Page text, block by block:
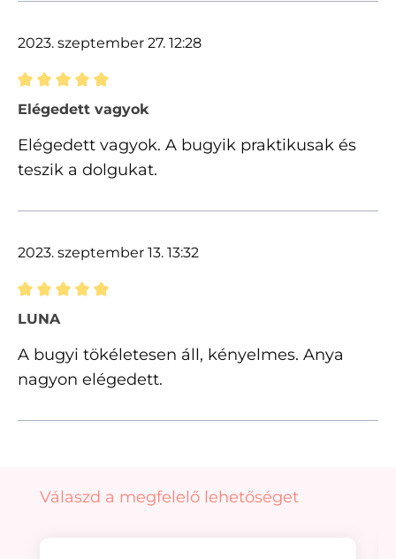
2023. szeptember 27. 12:28
Értékelés 5 of 5 csillagok besorolásával
Elégedett vagyok
Elégedett vagyok. A bugyik praktikusak és
teszik a dolgukat.
2023. szeptember 13. 13:32
Értékelés 5 of 5 csillagok besorolásával
LUNA
A bugyi tökéletesen áll, kényelmes. Anya
nagyon elégedett.
Termékgaléria kihagyása
Válaszd a megfelelő lehetőséget